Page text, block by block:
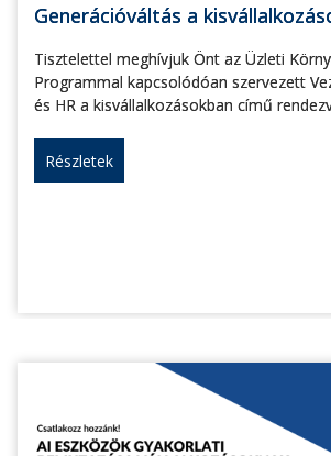
Generációváltás a
Tisztelettel meghívjuk Önt az Üzleti
Programmal kapcsolódóan szervezett
és HR a kisvállalkozásokban című
Részletek